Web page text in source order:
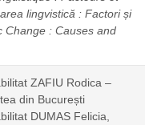
lingvistică : Factori și
Change : Causes and
ZAFIU Rodica –
din București
DUMAS Felicia,